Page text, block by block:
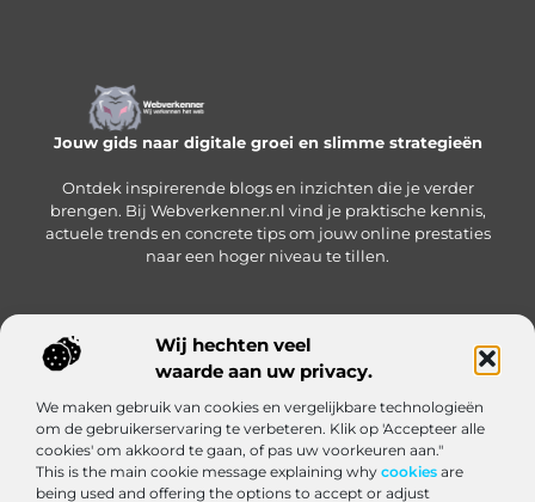
Wij hechten veel
waarde aan uw privacy.
We maken gebruik van cookies en vergelijkbare technologieën
om de gebruikerservaring te verbeteren. Klik op 'Accepteer alle
cookies' om akkoord te gaan, of pas uw voorkeuren aan."
This is the main cookie message explaining why cookies are
being used and offering the options to accept or adjust
Jouw gids naar digitale groei en slimme strategieën
Ontdek inspirerende blogs en inzichten die je verder
brengen. Bij Webverkenner.nl vind je praktische kennis,
actuele trends en concrete tips om jouw online prestaties
naar een hoger niveau te tillen.
Onze informatie
Bericht categorie